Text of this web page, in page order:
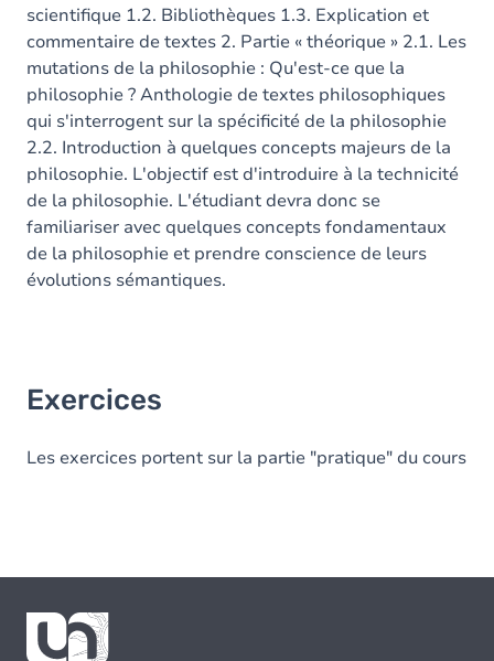
scientifique 1.2. Bibliothèques 1.3. Explication et
commentaire de textes 2. Partie « théorique » 2.1. Les
mutations de la philosophie : Qu'est-ce que la
philosophie ? Anthologie de textes philosophiques
qui s'interrogent sur la spécificité de la philosophie
2.2. Introduction à quelques concepts majeurs de la
philosophie. L'objectif est d'introduire à la technicité
de la philosophie. L'étudiant devra donc se
familiariser avec quelques concepts fondamentaux
de la philosophie et prendre conscience de leurs
évolutions sémantiques.
Exercices
Les exercices portent sur la partie "pratique" du cours